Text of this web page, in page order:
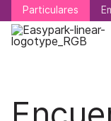
Particulares
Particulares